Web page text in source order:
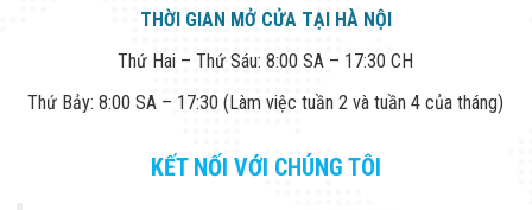
THỜI GIAN MỞ CỬA TẠI HÀ NỘI
Thứ Hai – Thứ Sáu: 8:00 SA – 17:30 CH
Thứ Bảy: 8:00 SA – 17:30 (Làm việc tuần 2 và tuần 4 của tháng)
KẾT NỐI VỚI CHÚNG TÔI